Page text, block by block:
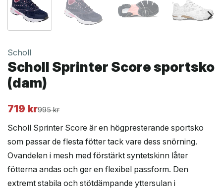
Scholl
Scholl Sprinter Score sportsko
(dam)
995kr
Det
priset
var:
995 kr.
719 kr
Det
priset
är:
719 kr.
Scholl Sprinter Score är en högpresterande sportsko
som passar de flesta fötter tack vare dess snörning.
Ovandelen i mesh med förstärkt syntetskinn låter
fötterna andas och ger en flexibel passform. Den
extremt stabila och stötdämpande yttersulan i